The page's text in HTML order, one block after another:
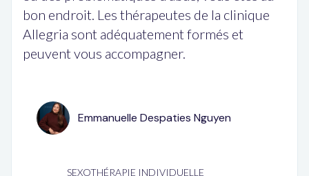
bon endroit. Les thérapeutes de la clinique
Allegria sont adéquatement formés et
peuvent vous accompagner.
Emmanuelle Despaties Nguyen
SEXOTHÉRAPIE INDIVIDUELLE